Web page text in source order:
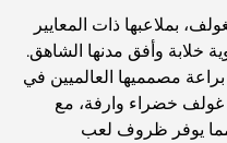
بملاعبها ذات المعايير
خلابة وأفق مدنها الشاهق.
مصمميها العالميين في
غولف خضراء وارفة، مع
مما يوفر ظروف لعب